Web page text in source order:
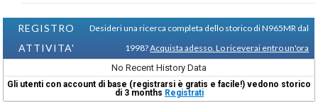
REGISTRO
ATTIVITA'
Desideri una ricerca completa dello storico di N965MR dal
1998?Acquista adesso. Lo riceverai entro un'ora
No Recent History Data
Gli utenti con account di base (registrarsi è gratis e facile!) vedono storico
di 3 months Registrati